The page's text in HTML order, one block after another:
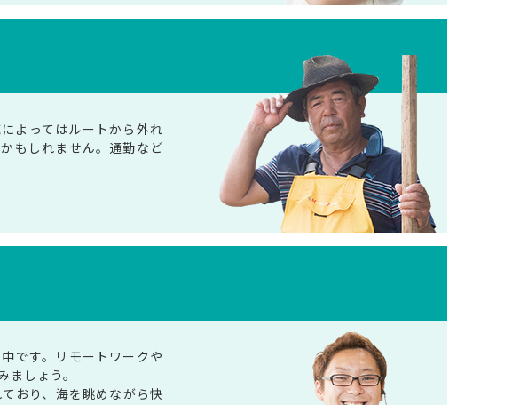
よってはルートから外れ
もしれません。通勤など
です。リモートワークや
しょう。
おり、海を眺めながら快